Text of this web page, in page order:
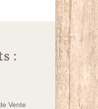
:
Vente